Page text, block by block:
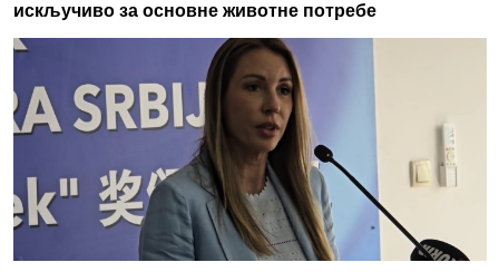
искључиво за основне животне потребе